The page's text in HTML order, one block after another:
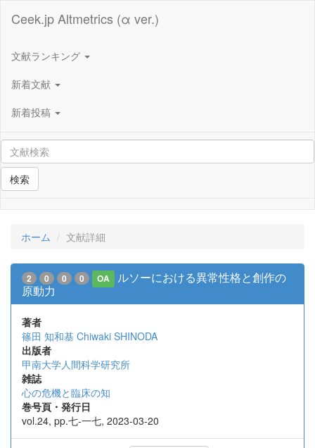
Ceek.jp Altmetrics (α ver.)
文献ランキング
新着文献
新着投稿
検索
ホーム 文献詳細
2 0 0 0 OA
ルソーにおける異常性格と創作の
原動力
著者
篠田 知和基 Chiwaki SHINODA
出版者
甲南大学人間科学研究所
雑誌
心の危機と臨床の知
巻号頁・発行日
vol.24, pp.七-一七, 2023-03-20